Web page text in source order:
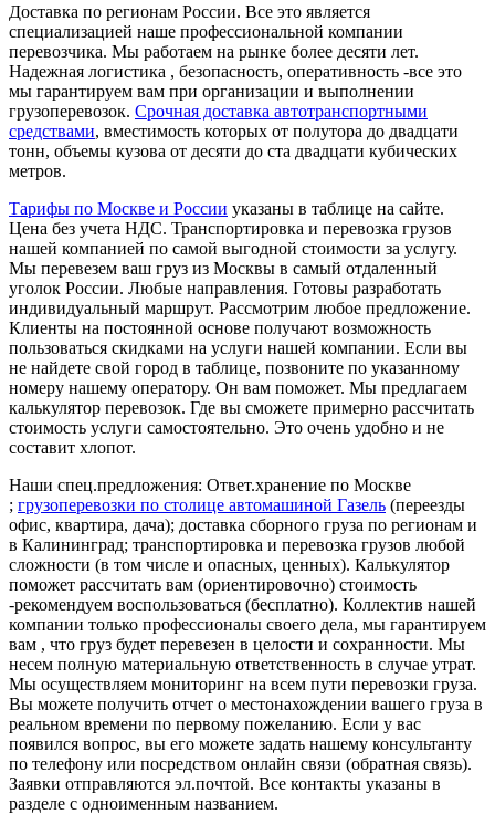
Доставка по регионам России. Все это является
специализацией наше профессиональной компании
перевозчика. Мы работаем на рынке более десяти лет.
Надежная логистика , безопасность, оперативность -все это
мы гарантируем вам при организации и выполнении
грузоперевозок. Срочная доставка автотранспортными
средствами, вместимость которых от полутора до двадцати
тонн, объемы кузова от десяти до ста двадцати кубических
метров.
Тарифы по Москве и России указаны в таблице на сайте.
Цена без учета НДС. Транспортировка и перевозка грузов
нашей компанией по самой выгодной стоимости за услугу.
Мы перевезем ваш груз из Москвы в самый отдаленный
уголок России. Любые направления. Готовы разработать
индивидуальный маршрут. Рассмотрим любое предложение.
Клиенты на постоянной основе получают возможность
пользоваться скидками на услуги нашей компании. Если вы
не найдете свой город в таблице, позвоните по указанному
номеру нашему оператору. Он вам поможет. Мы предлагаем
калькулятор перевозок. Где вы сможете примерно рассчитать
стоимость услуги самостоятельно. Это очень удобно и не
составит хлопот.
Наши спец.предложения: Ответ.хранение по Москве
; грузоперевозки по столице автомашиной Газель (переезды
офис, квартира, дача); доставка сборного груза по регионам и
в Калининград; транспортировка и перевозка грузов любой
сложности (в том числе и опасных, ценных). Калькулятор
поможет рассчитать вам (ориентировочно) стоимость
-рекомендуем воспользоваться (бесплатно). Коллектив нашей
компании только профессионалы своего дела, мы гарантируем
вам , что груз будет перевезен в целости и сохранности. Мы
несем полную материальную ответственность в случае утрат.
Мы осуществляем мониторинг на всем пути перевозки груза.
Вы можете получить отчет о местонахождении вашего груза в
реальном времени по первому пожеланию. Если у вас
появился вопрос, вы его можете задать нашему консультанту
по телефону или посредством онлайн связи (обратная связь).
Заявки отправляются эл.почтой. Все контакты указаны в
разделе с одноименным названием.